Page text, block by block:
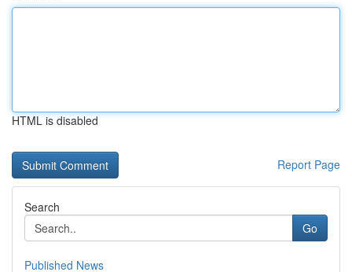
HTML is disabled
Report Page
Search
Go
Published News